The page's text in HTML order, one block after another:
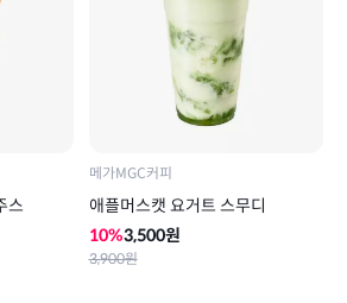
스
메가MGC커피
애플머스캣 요거트 스무디
10%3,500원
3,900원